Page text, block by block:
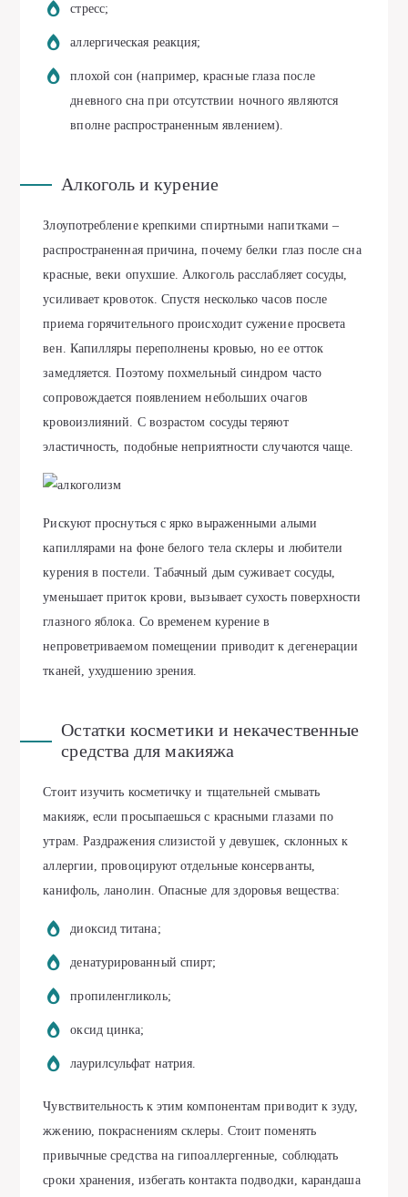
стресс;
аллергическая реакция;
плохой сон (например, красные глаза после
дневного сна при отсутствии ночного являются
вполне распространенным явлением).
Алкоголь и курение
Злоупотребление крепкими спиртными напитками –
распространенная причина, почему белки глаз после сна
красные, веки опухшие. Алкоголь расслабляет сосуды,
усиливает кровоток. Спустя несколько часов после
приема горячительного происходит сужение просвета
вен. Капилляры переполнены кровью, но ее отток
замедляется. Поэтому похмельный синдром часто
сопровождается появлением небольших очагов
кровоизлияний. С возрастом сосуды теряют
эластичность, подобные неприятности случаются чаще.
Рискуют проснуться с ярко выраженными алыми
капиллярами на фоне белого тела склеры и любители
курения в постели. Табачный дым суживает сосуды,
уменьшает приток крови, вызывает сухость поверхности
глазного яблока. Со временем курение в
непроветриваемом помещении приводит к дегенерации
тканей, ухудшению зрения.
Остатки косметики и некачественные
средства для макияжа
Стоит изучить косметичку и тщательней смывать
макияж, если просыпаешься с красными глазами по
утрам. Раздражения слизистой у девушек, склонных к
аллергии, провоцируют отдельные консерванты,
канифоль, ланолин. Опасные для здоровья вещества:
диоксид титана;
денатурированный спирт;
пропиленгликоль;
оксид цинка;
лаурилсульфат натрия.
Чувствительность к этим компонентам приводит к зуду,
жжению, покраснениям склеры. Стоит поменять
привычные средства на гипоаллергенные, соблюдать
сроки хранения, избегать контакта подводки, карандаша